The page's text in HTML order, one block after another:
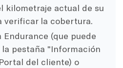
kilometraje actual de su
verificar la cobertura.
Endurance (que puede
pestaña "Información
del cliente) o